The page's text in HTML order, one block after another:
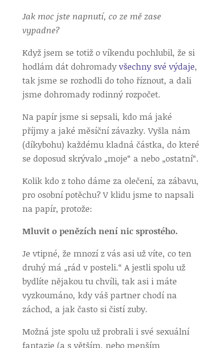
Jak moc jste napnutí, co ze mě zase
vypadne?
Když jsem se totiž o víkendu pochlubil, že si
hodlám dát dohromadyvšechny své výdaje,
tak jsme se rozhodli do toho říznout, a dali
jsme dohromady rodinný rozpočet.
Na papír jsme si sepsali, kdo má jaké
příjmy a jaké měsíční závazky. Vyšla nám
(díkybohu) každému kladná částka, do které
se doposud skrývalo „moje“ a nebo „ostatní“.
Kolik kdo z toho dáme za olečení, za zábavu,
pro osobní potěchu? V klidu jsme to napsali
na papír, protože:
Mluvit o penězích není nic sprostého.
Je vtipné, že mnozí z vás asi už víte, co ten
druhý má „rád v posteli.“ A jestli spolu už
bydlíte nějakou tu chvíli, tak asi i máte
vyzkoumáno, kdy váš partner chodí na
záchod, a jak často si čistí zuby.
Možná jste spolu už probrali i své sexuální
fantazie (a s větším, nebo menším